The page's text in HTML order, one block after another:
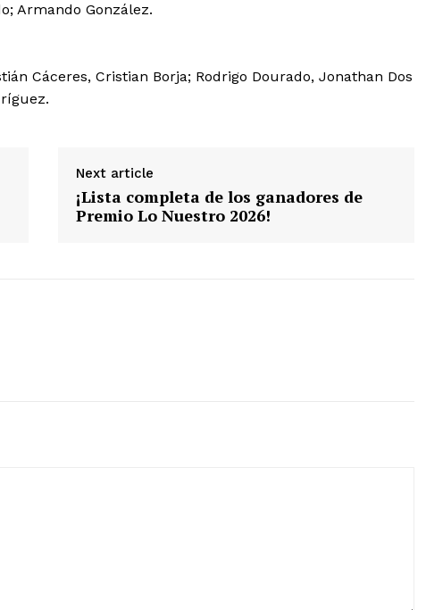
Armando González.
Cáceres, Cristian Borja; Rodrigo Dourado, Jonathan Dos
Next article
¡Lista completa de los ganadores de
Premio Lo Nuestro 2026!